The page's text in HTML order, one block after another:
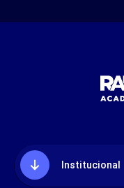
Institucional